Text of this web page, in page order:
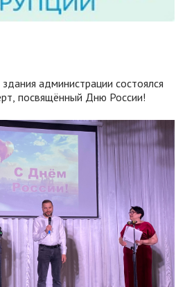
администрации состоялся
посвящённый Дню России!